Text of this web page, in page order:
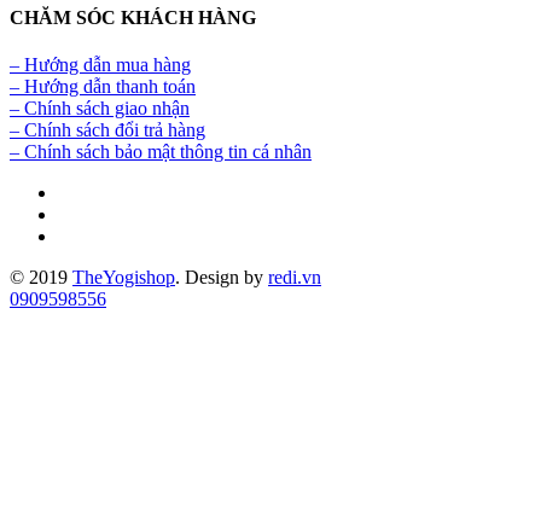
CHĂM SÓC KHÁCH HÀNG
– Hướng dẫn mua hàng
– Hướng dẫn thanh toán
– Chính sách giao nhận
– Chính sách đổi trả hàng
– Chính sách bảo mật thông tin cá nhân
© 2019 TheYogishop. Design by redi.vn
0909598556